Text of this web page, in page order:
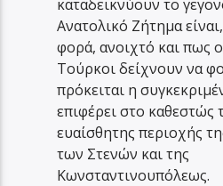
καταδεικνύουν το
Ανατολικό Ζήτημα
φορά, ανοιχτό και πως
Τούρκοι δείχνουν να
πρόκειται η
επιφέρει στο καθεστώς
ευαίσθητης περιοχής
των Στενών και της
Κωνσταντινουπόλεως.